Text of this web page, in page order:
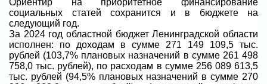
социальных статей сохранится и в бюджете на
следующий год.
За 2024 год областной бюджет Ленинградской области
исполнен: по доходам в сумме 271 149 109,5 тыс.
рублей (103,7% плановых назначений в сумме 261 498
758,0 тыс. рублей), по расходам в сумме 256 089 613,5
тыс. рублей (94,5% плановых назначений в сумме 270